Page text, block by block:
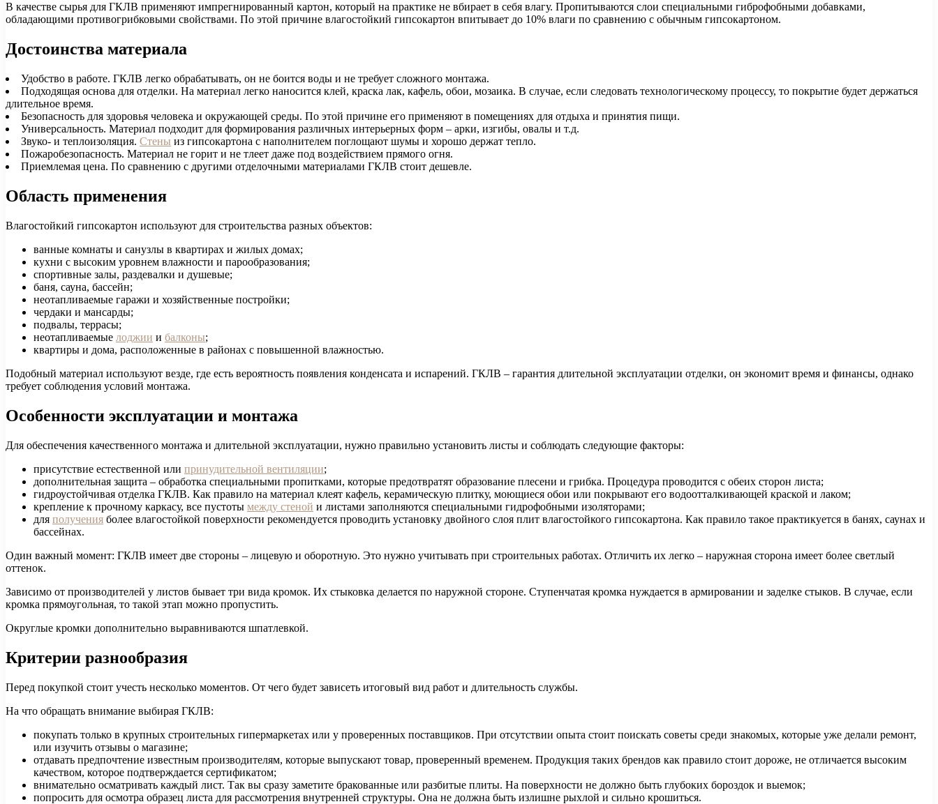
В качестве сырья для ГКЛВ применяют импрегнированный картон, который на практике не вбирает в себя влагу. Пропитываются слои специальными гиброфобными добавками,
обладающими противогрибковыми свойствами. По этой причине влагостойкий гипсокартон впитывает до 10% влаги по сравнению с обычным гипсокартоном.
Достоинства материала
Удобство в работе. ГКЛВ легко обрабатывать, он не боится воды и не требует сложного монтажа.
Подходящая основа для отделки. На материал легко наносится клей, краска лак, кафель, обои, мозаика. В случае, если следовать технологическому процессу, то покрытие будет держаться
длительное время.
Безопасность для здоровья человека и окружающей среды. По этой причине его применяют в помещениях для отдыха и принятия пищи.
Универсальность. Материал подходит для формирования различных интерьерных форм – арки, изгибы, овалы и т.д.
Звуко- и теплоизоляция. Стены из гипсокартона с наполнителем поглощают шумы и хорошо держат тепло.
Пожаробезопасность. Материал не горит и не тлеет даже под воздействием прямого огня.
Приемлемая цена. По сравнению с другими отделочными материалами ГКЛВ стоит дешевле.
Область применения
Влагостойкий гипсокартон используют для строительства разных объектов:
ванные комнаты и санузлы в квартирах и жилых домах;
кухни с высоким уровнем влажности и парообразования;
спортивные залы, раздевалки и душевые;
баня, сауна, бассейн;
неотапливаемые гаражи и хозяйственные постройки;
чердаки и мансарды;
подвалы, террасы;
неотапливаемые лоджии и балконы;
квартиры и дома, расположенные в районах с повышенной влажностью.
Подобный материал используют везде, где есть вероятность появления конденсата и испарений. ГКЛВ – гарантия длительной эксплуатации отделки, он экономит время и финансы, однако
требует соблюдения условий монтажа.
Особенности эксплуатации и монтажа
Для обеспечения качественного монтажа и длительной эксплуатации, нужно правильно установить листы и соблюдать следующие факторы:
присутствие естественной или принудительной вентиляции;
дополнительная защита – обработка специальными пропитками, которые предотвратят образование плесени и грибка. Процедура проводится с обеих сторон листа;
гидроустойчивая отделка ГКЛВ. Как правило на материал клеят кафель, керамическую плитку, моющиеся обои или покрывают его водоотталкивающей краской и лаком;
крепление к прочному каркасу, все пустоты между стеной и листами заполняются специальными гидрофобными изоляторами;
для получения более влагостойкой поверхности рекомендуется проводить установку двойного слоя плит влагостойкого гипсокартона. Как правило такое практикуется в банях, саунах и
бассейнах.
Один важный момент: ГКЛВ имеет две стороны – лицевую и оборотную. Это нужно учитывать при строительных работах. Отличить их легко – наружная сторона имеет более светлый
оттенок.
Зависимо от производителей у листов бывает три вида кромок. Их стыковка делается по наружной стороне. Ступенчатая кромка нуждается в армировании и заделке стыков. В случае, если
кромка прямоугольная, то такой этап можно пропустить.
Округлые кромки дополнительно выравниваются шпатлевкой.
Критерии разнообразия
Перед покупкой стоит учесть несколько моментов. От чего будет зависеть итоговый вид работ и длительность службы.
На что обращать внимание выбирая ГКЛВ:
покупать только в крупных строительных гипермаркетах или у проверенных поставщиков. При отсутствии опыта стоит поискать советы среди знакомых, которые уже делали ремонт,
или изучить отзывы о магазине;
отдавать предпочтение известным производителям, которые выпускают товар, проверенный временем. Продукция таких брендов как правило стоит дороже, не отличается высоким
качеством, которое подтверждается сертификатом;
внимательно осматривать каждый лист. Так вы сразу заметите бракованные или разбитые плиты. На поверхности не должно быть глубоких бороздок и выемок;
попросить для осмотра образец листа для рассмотрения внутренней структуры. Она не должна быть излишне рыхлой и сильно крошиться.